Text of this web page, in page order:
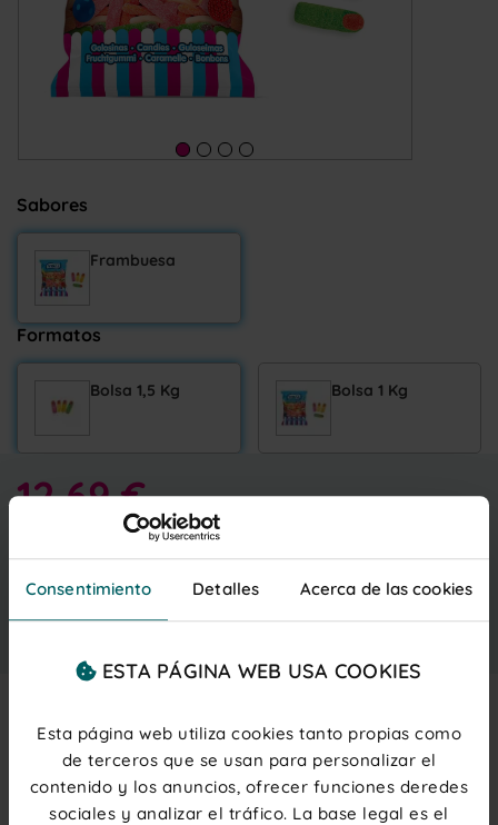
Consentimiento Detalles Acerca de las cookies
ESTA PÁGINA WEB USA COOKIES
Esta página web utiliza cookies tanto propias como
de terceros que se usan para personalizar el
contenido y los anuncios, ofrecer funciones deredes
sociales y analizar el tráfico. La base legal es el
Sabores
Frambuesa
Formatos
Bolsa 1,5 Kg Bolsa 1 Kg
12,69 €
Añadir al carrito
Description
Chuchería en forma de dedos creada por Vidal
Golosinascon un increíblesabor a frambuesa y una